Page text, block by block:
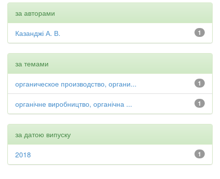
за авторами
1
Казанджі А. В.
за темами
1
органическое производство, органи...
1
органічне виробництво, органічна ...
за датою випуску
1
2018